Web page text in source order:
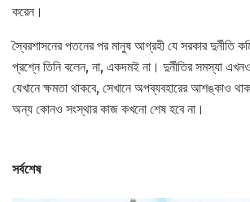
করেন।
স্বৈরশাসনের পতনের পর মানুষ আগ্রহী যে সরকার দুর্নীতি
প্রশ্নে তিনি বলেন, না, একদমই না। দুর্নীতির সমস্যা
যেখানে ক্ষমতা থাকবে, সেখানে অপব্যবহারের আশঙ্কাও
অন্য কোনও সংস্থার কাজ কখনো শেষ হবে না।
সর্বশেষ